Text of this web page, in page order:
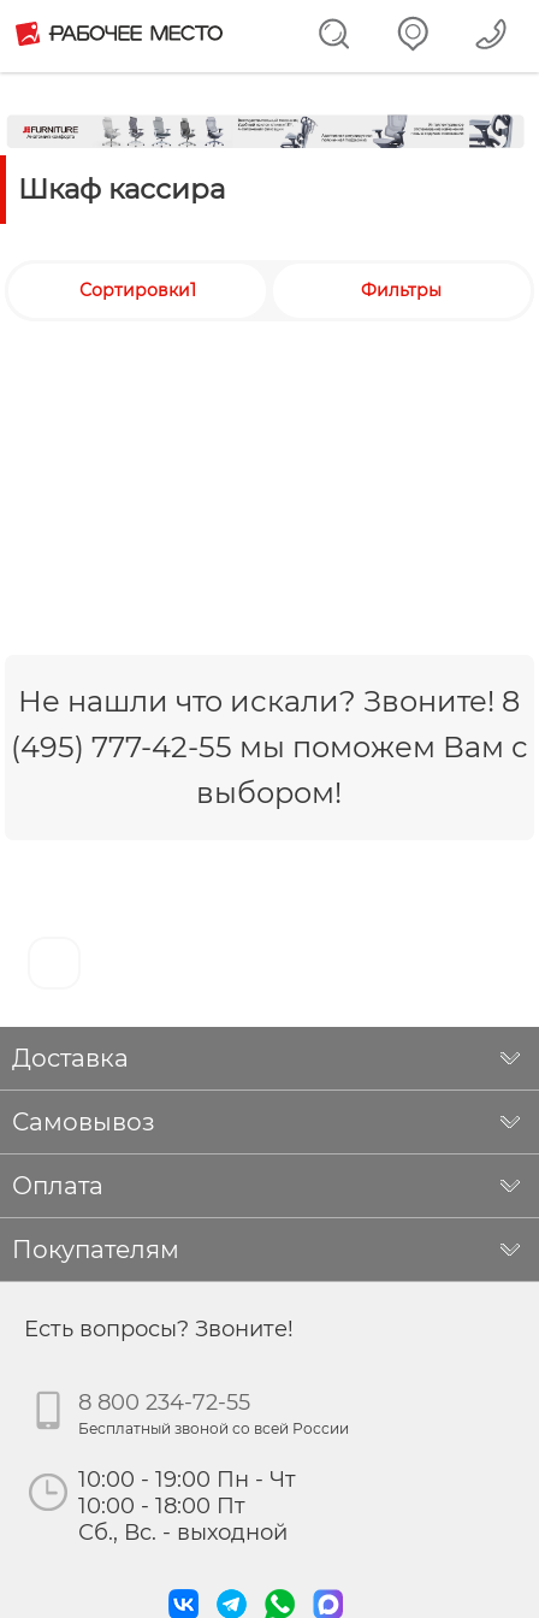
Шкаф кассира
Сортировки1 Фильтры
Не нашли что искали? Звоните! 8
(495) 777-42-55 мы поможем Вам с
выбором!
Доставка
Самовывоз
Оплата
Покупателям
Есть вопросы? Звоните!
8 800 234-72-55
Бесплатный звоной со всей России
10:00 - 19:00 Пн - Чт
10:00 - 18:00 Пт
Сб., Вс. - выходной